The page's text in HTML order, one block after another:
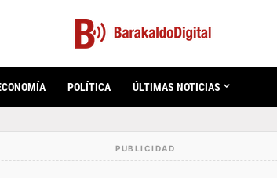
POLÍTICA ÚLTIMAS NOTICIAS